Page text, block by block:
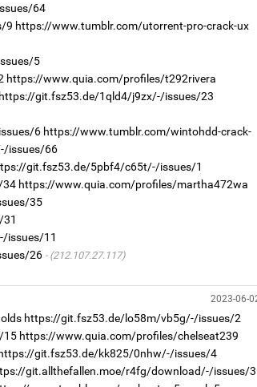
64
9 https://www.tumblr.com/utorrent-pro-crack-ux
5
https://www.quia.com/profiles/t292rivera
https://git.fsz53.de/1qld4/j9zx/-/issues/23
6 https://www.tumblr.com/wintohdd-crack-
issues/66
git.fsz53.de/5pbf4/c65t/-/issues/1
34 https://www.quia.com/profiles/martha472wa
35
issues/11
26
(212.107.27.117)
2023-06-
https://git.fsz53.de/lo58m/vb5g/-/issues/2
15 https://www.quia.com/profiles/chelseat239
git.fsz53.de/kk825/0nhw/-/issues/4
git.allthefallen.moe/r4fg/download/-/issues/3